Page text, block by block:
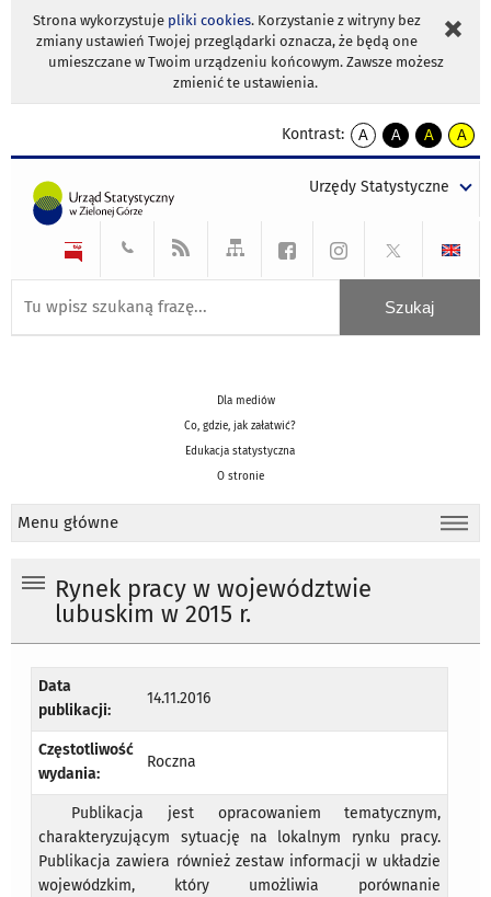
Strona wykorzystuje pliki cookies. Korzystanie z witryny bez
zmiany ustawień Twojej przeglądarki oznacza, że będą one
umieszczane w Twoim urządzeniu końcowym. Zawsze możesz
zmienić te ustawienia.
Kontrast:
A
kontrast
A
kontrast
tekst
czarnym
A
kontrast
tekst
czarnym
A
tekst
żółtym
Urzędy Statystyczne
Dla mediów
Co, gdzie, jak załatwić?
Edukacja statystyczna
O stronie
Menu główne
Rynek pracy w województwie
lubuskim w 2015 r.
Data
publikacji:
14.11.2016
Częstotliwość
wydania:
Roczna
Publikacja jest opracowaniem tematycznym,
charakteryzującym sytuację na lokalnym rynku pracy.
Publikacja zawiera również zestaw informacji w układzie
wojewódzkim, który umożliwia porównanie